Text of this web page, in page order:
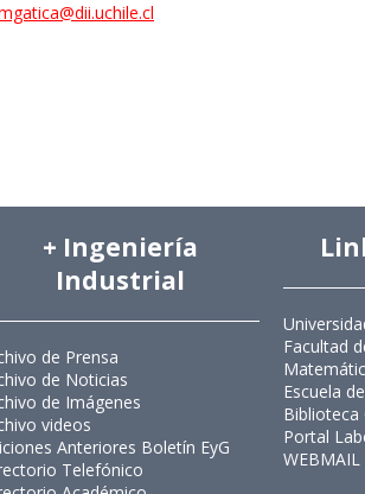
+ Ingeniería
Industrial
de Prensa
de Noticias
de Imágenes
videos
Anteriores Boletín EyG
Telefónico
Facultad
Escuela
Biblioteca
Portal
WEBMAIL